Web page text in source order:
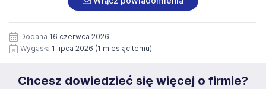
siedziby administratora.
https://www.workprofit.pl/klauzula-informacyjna.html
wizerunku), na potrzeby przyszłych rekrutacji przez okres
12 miesięcy. Zgoda jest dobrowolna i może być w każdym
czasie wycofana.
Dodana 16 czerwca 2026
Wygasła 1 lipca 2026 (1 miesiąc temu)
Chcesz dowiedzieć się więcej o firmie?